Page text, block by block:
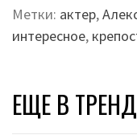
Метки: актер,
интересное,
ЕЩЕ В